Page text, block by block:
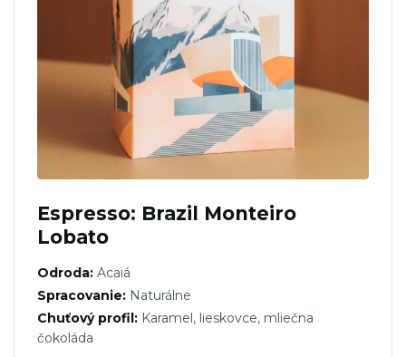
Espresso: Brazil Monteiro
Lobato
Odroda: Acaiá
Spracovanie: Naturálne
Chuťový profil: Karamel, lieskovce, mliečna
čokoláda